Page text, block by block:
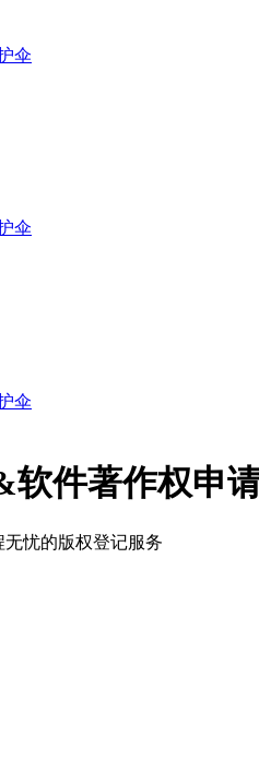
伞
伞
伞
软件著作权申
忧的版权登记服务